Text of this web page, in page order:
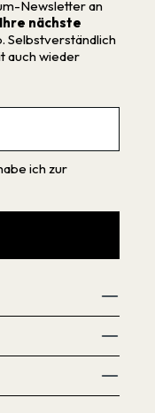
Newsletter an
nächste
Selbstverständlich
auch wieder
ich zur